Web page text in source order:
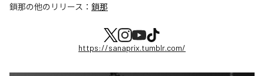
鎖那の他のリリース： 鎖那
https://sanaprix.tumblr.com/